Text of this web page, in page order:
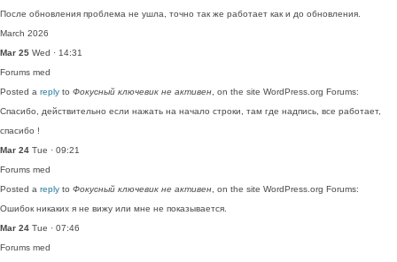
После обновления проблема не ушла, точно так же работает как и до обновления.
March 2026
Mar 25 Wed · 14:31
Forums med
Posted a reply to Фокусный ключевик не активен , on the site WordPress.org Forums:
Спасибо, действительно если нажать на начало строки, там где надпись, все работает,
спасибо !
Mar 24 Tue · 09:21
Forums med
Posted a reply to Фокусный ключевик не активен , on the site WordPress.org Forums:
Ошибок никаких я не вижу или мне не показывается.
Mar 24 Tue · 07:46
Forums med